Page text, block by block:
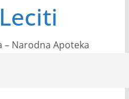
kamenca uz pomoć čaja
Narodna Apoteka